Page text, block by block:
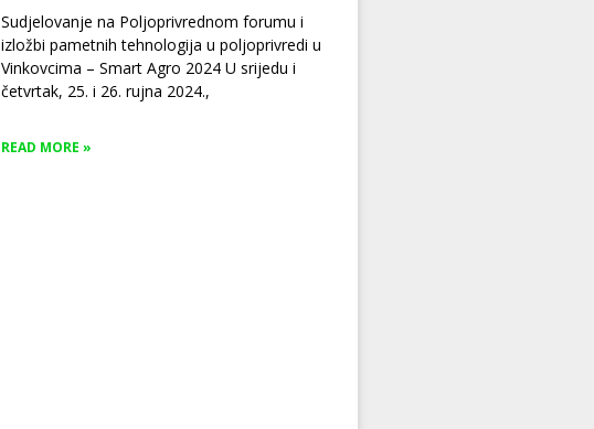
Sudjelovanje na Poljoprivrednom forumu i
izložbi pametnih tehnologija u poljoprivredi u
Vinkovcima – Smart Agro 2024 U srijedu i
četvrtak, 25. i 26. rujna 2024.,
READ MORE »